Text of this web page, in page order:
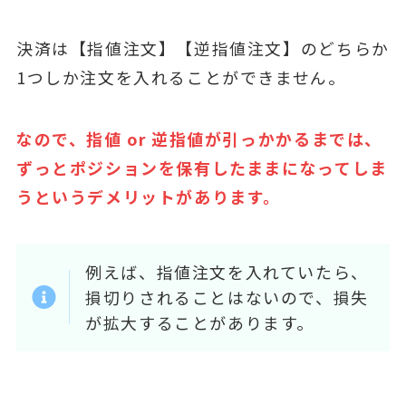
決済は【指値注文】【逆指値注文】のどちらか
1つしか注文を入れることができません。
なので、指値 or 逆指値が引っかかるまでは、
ずっとポジションを保有したままになってしま
うというデメリットがあります。
例えば、指値注文を入れていたら、
損切りされることはないので、損失
が拡大することがあります。